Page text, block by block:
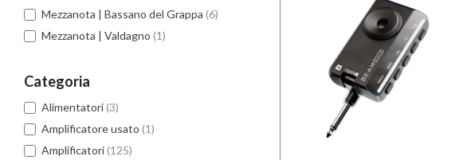
Mezzanota | Bassano del Grappa (6)
Mezzanota | Valdagno (1)
Categoria
Alimentatori(3)
Amplificatore usato (1)
Amplificatori(125)